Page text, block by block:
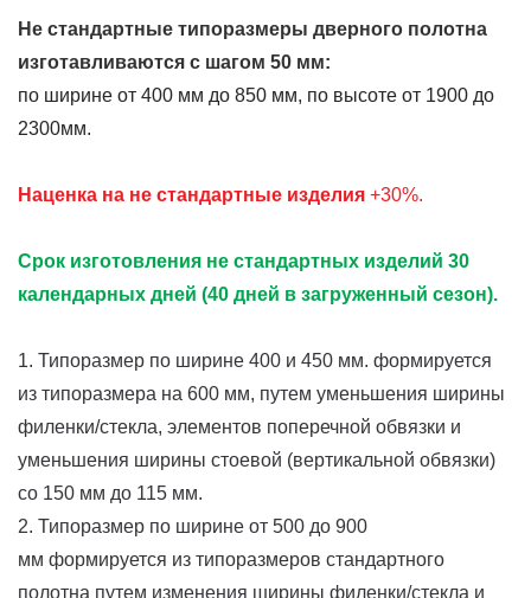
Не стандартные типоразмеры дверного полотна
изготавливаются с шагом 50 мм:
по ширине от 400 мм до 850 мм, по высоте от 1900 до
2300мм.
Наценка на не стандартные изделия +30%.
Срок изготовления не стандартных изделий 30
календарных дней (40 дней в загруженный сезон).
1. Типоразмер по ширине 400 и 450 мм. формируется
из типоразмера на 600 мм, путем уменьшения ширины
филенки/стекла, элементов поперечной обвязки и
уменьшения ширины стоевой (вертикальной обвязки)
со 150 мм до 115 мм.
2. Типоразмер по ширине от 500 до 900
мм формируется из типоразмеров стандартного
полотна путем изменения ширины филенки/стекла и